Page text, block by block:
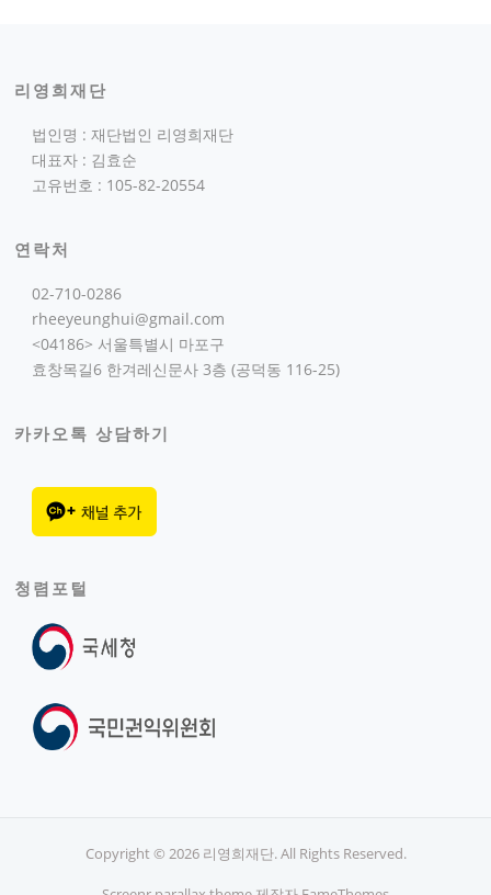
리영희재단
법인명 : 재단법인 리영희재단
대표자 : 김효순
고유번호 : 105-82-20554
연락처
02-710-0286
rheeyeunghui@gmail.com
<04186> 서울특별시 마포구
효창목길6 한겨레신문사 3층 (공덕동 116-25)
카카오톡 상담하기
청렴포털
Copyright © 2026 리영희재단. All Rights Reserved.